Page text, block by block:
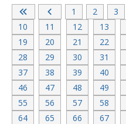
1 2 3
10
11 12 13
19
20 21 22
28
29 30 31
37
38 39 40
46
47 48 49
55
56 57 58
64
65 66 67